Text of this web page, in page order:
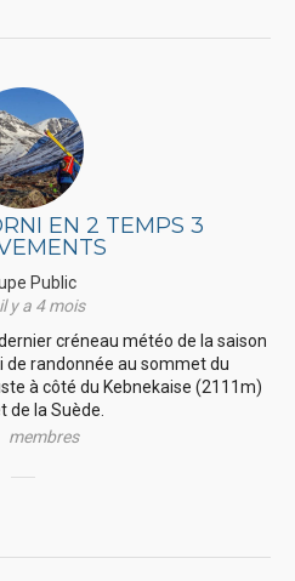
EN 2 TEMPS 3
Public
y a 4 mois
créneau météo de la saison
de randonnée au sommet du
à côté du Kebnekaise (2111m)
de la Suède.
membres